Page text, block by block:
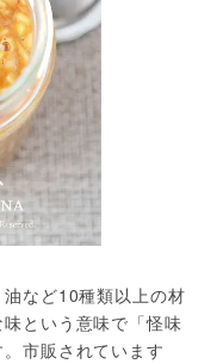
など10種類以上の材
という意味で「怪味
市販されています